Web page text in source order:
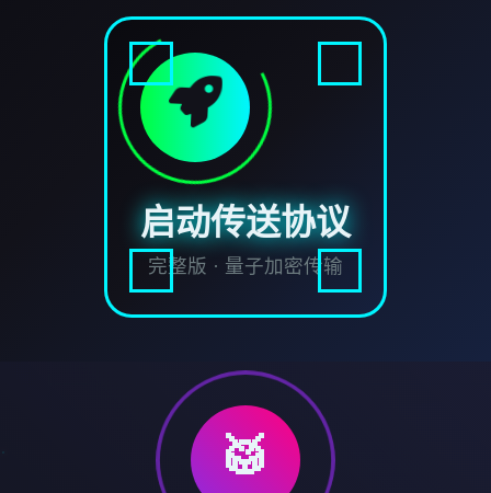
启动传送协议
完整版 · 量子加密传输
🥁